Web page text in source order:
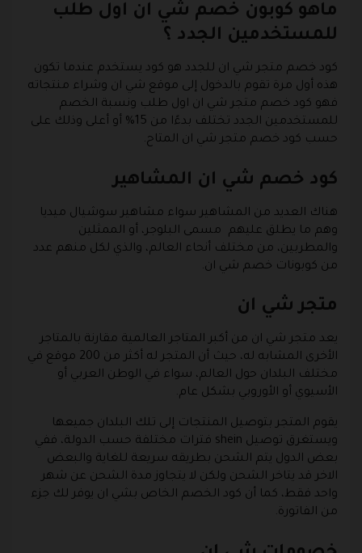
ماهو كوبون خصم شي ان اول طلب
للمستخدمين الجدد ؟
كود خصم متجر شي ان للجدد هو كود يستخدم عندما تكون
هذه أول مرة تقوم بالدخول إلى موقع شي ان وشراء منتجاته
فهو كود خصم متجر شي ان اول طلب ونسبة الخصم
للمستخدمين الجدد تختلف بدءًا من 15% أو أعلى وذلك على
حسب كود خصم متجر شي ان المتاح.
كود خصم شي ان المشاهير
هناك العديد من المشاهير سواء مشاهير سوشيال ميديا
وهم ما يطلق عليهم مسمى البلوجر، أو الممثلين
والمطربين، من مختلف أنحاء العالم، والذي لكل منهم عدد
من كوبونات خصم شي ان.
متجر شي ان
يعد متجر شي ان من أكبر المتاجر العالمية مقارنة بالمتاجر
الأخرى المشابه له، حيث أن المتجر له أكثر من 200 موقع في
مختلف البلدان حول العالم، سواء في الوطن العربي أو
الأسيوي أو الأوروبي بشكل عام.
يقوم المتجر بتوصيل المنتجات إلى تلك البلدان جميعها
ويستغرق توصيل shein فترات مختلفة حسب الدولة، ففي
بعض الدول يتم الشحن بطريقه سريعة للغاية والبعض
الاخر قد يتاخر الشحن ولكن لا يتجاوز مدة الشحن عن شهر
واحد فقط، كما أن كود الخصم الخاص بشي ان يوفر لك جزء
من الفاتورة.